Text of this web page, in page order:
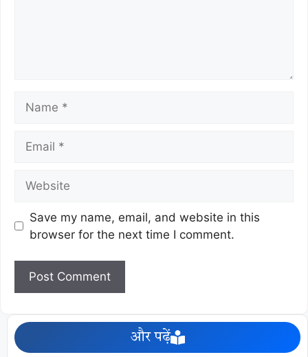
Save my name, email, and website in this
browser for the next time I comment.
और पढ़ें